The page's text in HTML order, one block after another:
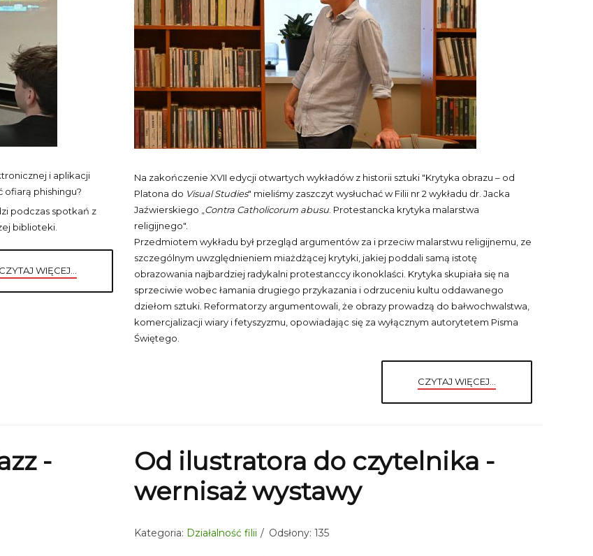
i aplikacji
ofiarą phishingu?
podczas spotkań z
biblioteki.
CZYTAJ WIĘCEJ...
Na zakończenie XVII edycji otwartych wykładów z historii sztuki "Krytyka obrazu – od
Platona do Visual Studies" mieliśmy zaszczyt wysłuchać w Filii nr 2 wykładu dr. Jacka
Jaźwierskiego „ Contra Catholicorum abusu . Protestancka krytyka malarstwa
religijnego".
Przedmiotem wykładu był przegląd argumentów za i przeciw malarstwu religijnemu, ze
szczególnym uwzględnieniem miażdżącej krytyki, jakiej poddali samą istotę
obrazowania najbardziej radykalni protestanccy ikonoklaści. Krytyka skupiała się na
sprzeciwie wobec łamania drugiego przykazania i odrzuceniu kultu oddawanego
dziełom sztuki. Reformatorzy argumentowali, że obrazy prowadzą do bałwochwalstwa,
komercjalizacji wiary i fetyszyzmu, opowiadając się za wyłącznym autorytetem Pisma
Świętego.
CZYTAJ WIĘCEJ...
-
Od ilustratora do czytelnika -
wernisaż wystawy
Kategoria: Działalność filii Odsłony: 135